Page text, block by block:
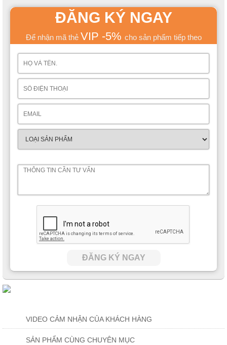
Ghế ngồi rộng rãi, thoải mái ngồi 2-3 người. Kết hợp giữa đệm
ngồi và gối tựa mang đến cho gia đình bạn sự nghỉ ngơi thoải
thoáng.
ĐĂNG KÝ NGAY
Để nhận mã thẻ VIP -5% cho sản phẩm tiếp theo
ĐĂNG KÝ NGAY
VIDEO CẢM NHẬN CỦA KHÁCH HÀNG
SẢN PHẨM CÙNG CHUYÊN MỤC